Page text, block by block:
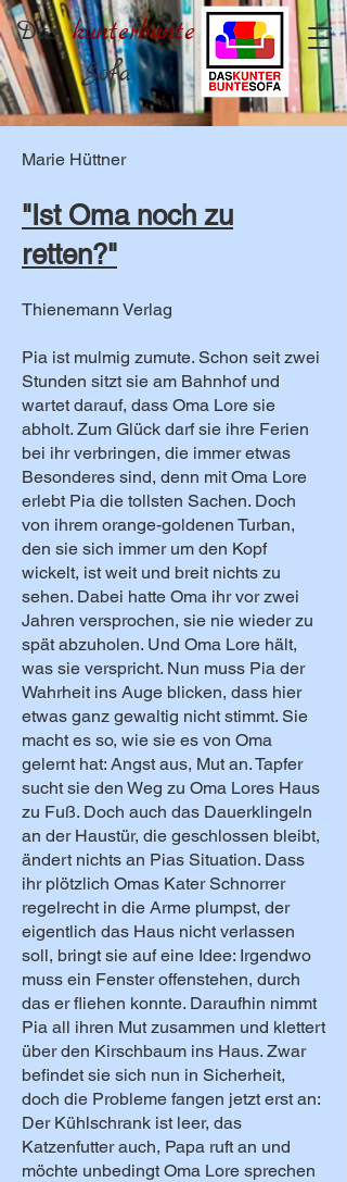
Daskunterbunte
Sofa
Marie Hüttner
"Ist Oma noch zu
retten?"
Thienemann Verlag
Pia ist mulmig zumute. Schon seit zwei
Stunden sitzt sie am Bahnhof und
wartet darauf, dass Oma Lore sie
abholt. Zum Glück darf sie ihre Ferien
bei ihr verbringen, die immer etwas
Besonderes sind, denn mit Oma Lore
erlebt Pia die tollsten Sachen. Doch
von ihrem orange-goldenen Turban,
den sie sich immer um den Kopf
wickelt, ist weit und breit nichts zu
sehen. Dabei hatte Oma ihr vor zwei
Jahren versprochen, sie nie wieder zu
spät abzuholen. Und Oma Lore hält,
was sie verspricht. Nun muss Pia der
Wahrheit ins Auge blicken, dass hier
etwas ganz gewaltig nicht stimmt. Sie
macht es so, wie sie es von Oma
gelernt hat: Angst aus, Mut an. Tapfer
sucht sie den Weg zu Oma Lores Haus
zu Fuß. Doch auch das Dauerklingeln
an der Haustür, die geschlossen bleibt,
ändert nichts an Pias Situation. Dass
ihr plötzlich Omas Kater Schnorrer
regelrecht in die Arme plumpst, der
eigentlich das Haus nicht verlassen
soll, bringt sie auf eine Idee: Irgendwo
muss ein Fenster offenstehen, durch
das er fliehen konnte. Daraufhin nimmt
Pia all ihren Mut zusammen und klettert
über den Kirschbaum ins Haus. Zwar
befindet sie sich nun in Sicherheit,
doch die Probleme fangen jetzt erst an:
Der Kühlschrank ist leer, das
Katzenfutter auch, Papa ruft an und
möchte unbedingt Oma Lore sprechen